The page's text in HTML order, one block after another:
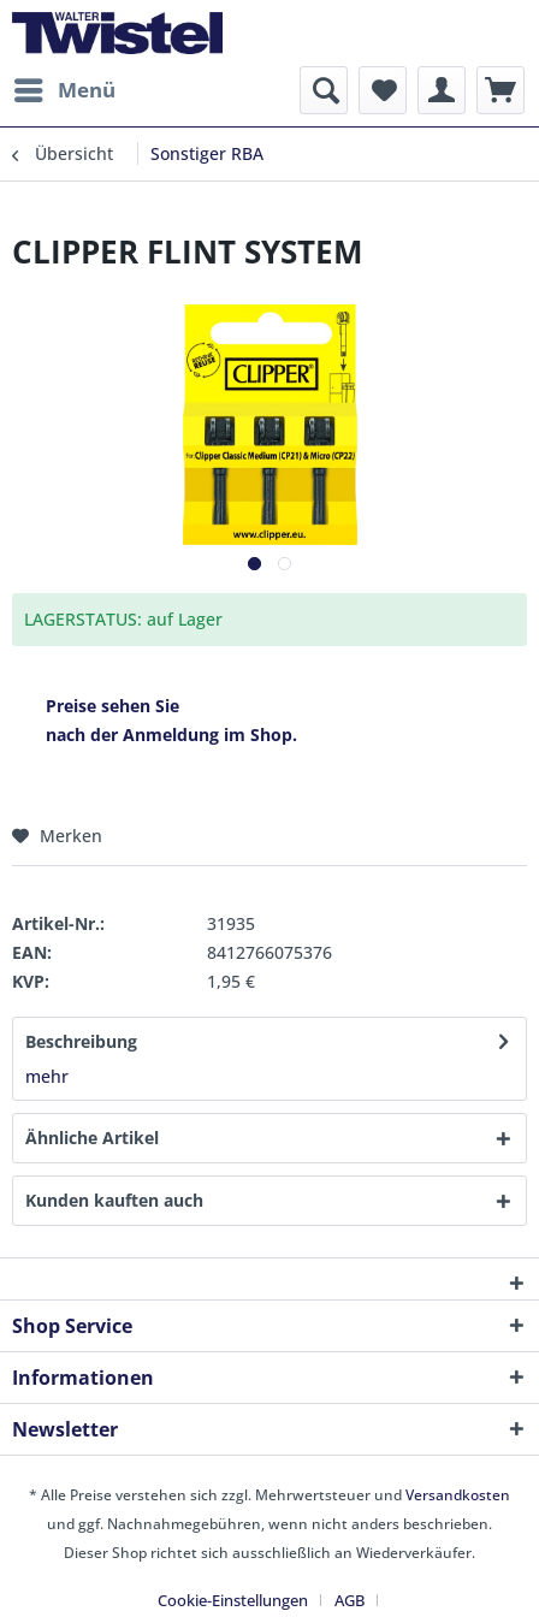
Menü
Übersicht Sonstiger RBA
CLIPPER FLINT SYSTEM
LAGERSTATUS: auf Lager
Preise sehen Sie
nach der Anmeldung im Shop.
Merken
Artikel-Nr.:
31935
EAN:
8412766075376
KVP:
1,95 €
Beschreibung
mehr
Ähnliche Artikel
Kunden kauften auch
Shop Service
Informationen
Newsletter
* Alle Preise verstehen sich zzgl. Mehrwertsteuer undVersandkosten
und ggf. Nachnahmegebühren, wenn nicht anders beschrieben.
Dieser Shop richtet sich ausschließlich an Wiederverkäufer.
Cookie-Einstellungen AGB